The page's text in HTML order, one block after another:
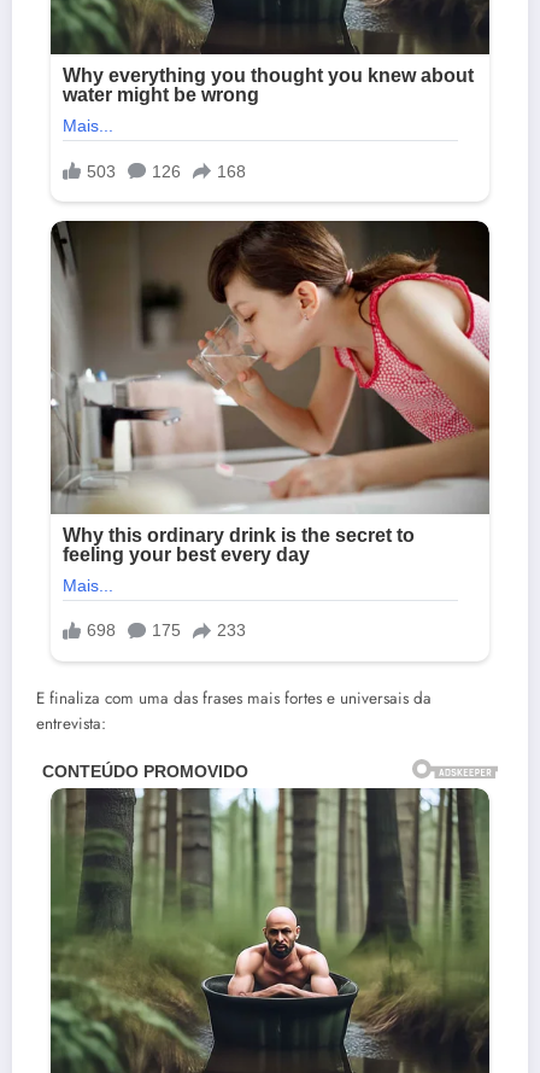
E finaliza com uma das frases mais fortes e universais da
entrevista: